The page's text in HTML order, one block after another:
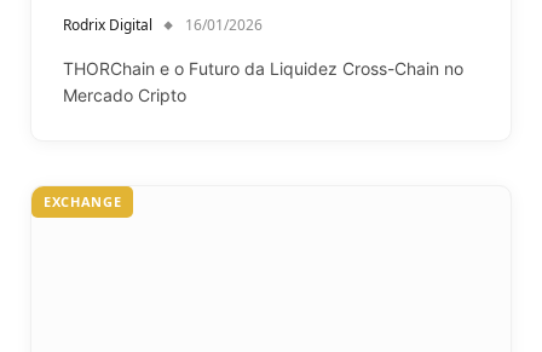
Rodrix Digital 16/01/2026
THORChain e o Futuro da Liquidez Cross-Chain no
Mercado Cripto
EXCHANGE